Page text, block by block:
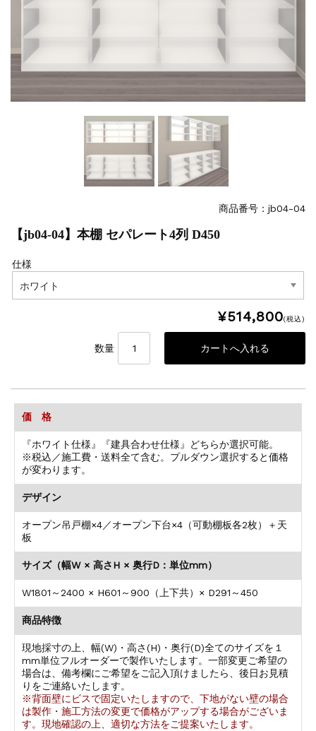
商品番号：jb04-04
【jb04-04】本棚 セパレート4列 D450
仕様
¥514,800(税込)
数量
価 格
『ホワイト仕様』『建具合わせ仕様』どちらか選択可能。
※税込／施工費・送料全て含む。プルダウン選択すると価格
が変わります。
デザイン
オープン吊戸棚×4／オープン下台×4（可動棚板各2枚）＋天
板
サイズ（幅W × 高さH × 奥行D：単位mm）
W1801～2400 × H601～900（上下共）× D291～450
商品特徴
現地採寸の上、幅(W)・高さ(H)・奥行(D)全てのサイズを１
mm単位フルオーダーで製作いたします。一部変更ご希望の
場合は、備考欄にご希望をご記入頂けましたら、後日お見積
りをご連絡いたします。
※背面壁にビスで固定いたしますので、下地がない壁の場合
は製作・施工方法の変更で価格がアップする場合がございま
す。現地確認の上、適切な方法をご提案いたします。